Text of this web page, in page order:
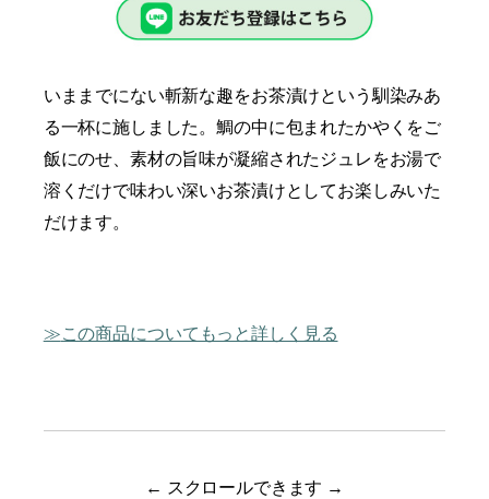
いままでにない斬新な趣をお茶漬けという馴染みあ
る一杯に施しました。鯛の中に包まれたかやくをご
飯にのせ、素材の旨味が凝縮されたジュレをお湯で
溶くだけで味わい深いお茶漬けとしてお楽しみいた
だけます。
この商品についてもっと詳しく見る
← スクロールできます →